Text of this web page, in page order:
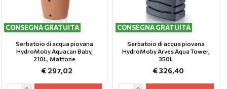
CONSEGNA GRATUITA
Serbatoio di acqua piovana
HydroMoby Aquacan Baby,
210L, Mattone
€ 297,02
CONSEGNA GRATUITA
Serbatoio di acqua piovana
HydroMoby Arves Aqua Tower,
350L
€ 326,40